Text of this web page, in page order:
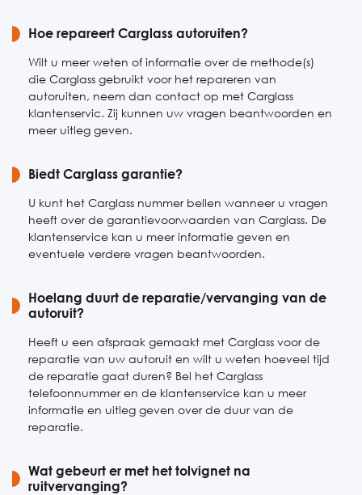
Hoe repareert Carglass autoruiten?
Wilt u meer weten of informatie over de methode(s)
die Carglass gebruikt voor het repareren van
autoruiten, neem dan contact op met Carglass
klantenservic. Zij kunnen uw vragen beantwoorden en
meer uitleg geven.
Biedt Carglass garantie?
U kunt het Carglass nummer bellen wanneer u vragen
heeft over de garantievoorwaarden van Carglass. De
klantenservice kan u meer informatie geven en
eventuele verdere vragen beantwoorden.
Hoelang duurt de reparatie/vervanging van de
autoruit?
Heeft u een afspraak gemaakt met Carglass voor de
reparatie van uw autoruit en wilt u weten hoeveel tijd
de reparatie gaat duren? Bel het Carglass
telefoonnummer en de klantenservice kan u meer
informatie en uitleg geven over de duur van de
reparatie.
Wat gebeurt er met het tolvignet na
ruitvervanging?